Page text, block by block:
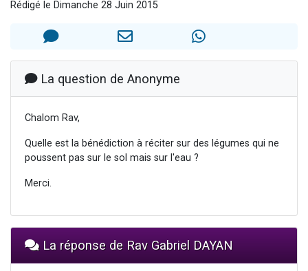
Il reste 49 places pour étudier en groupe sur Zoom
Eva vient de donner son Maasser
Rédigé le Dimanche 28 Juin 2015
La question de Anonyme
Chalom Rav,
Quelle est la bénédiction à réciter sur des légumes qui ne
poussent pas sur le sol mais sur l'eau ?
Merci.
La réponse de Rav Gabriel DAYAN